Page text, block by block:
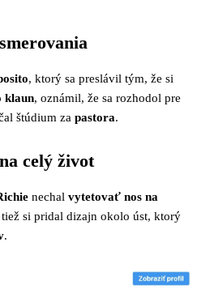
, ktorý sa preslávil tým, že si
klaun, oznámil, že sa rozhodol pre
štúdium za pastora.
celý život
nechal vytetovať nos na
tiež si pridal dizajn okolo úst, ktorý
.